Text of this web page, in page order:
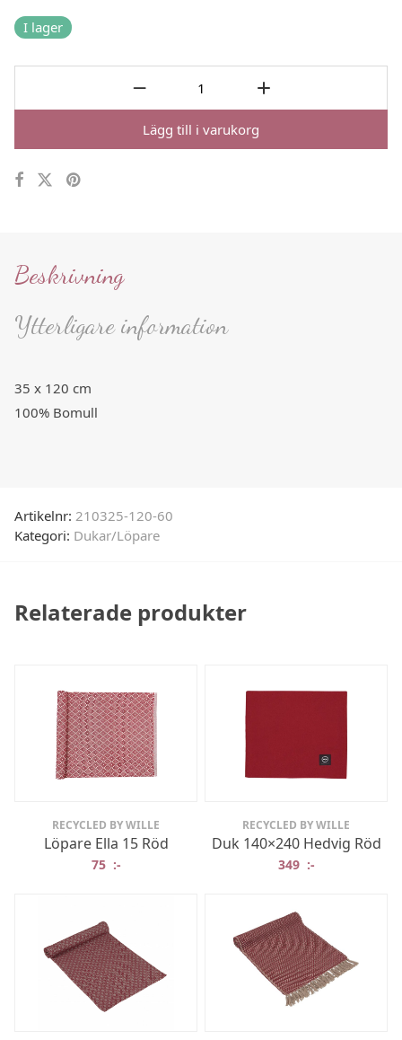
I lager
Lägg till i varukorg
Beskrivning
Ytterligare information
35 x 120 cm
100% Bomull
Artikelnr: 210325-120-60
Kategori: Dukar/Löpare
Relaterade produkter
RECYCLED BY WILLE
Löpare Ella 15 Röd
75 :-
RECYCLED BY WILLE
Duk 140×240 Hedvig Röd
349 :-